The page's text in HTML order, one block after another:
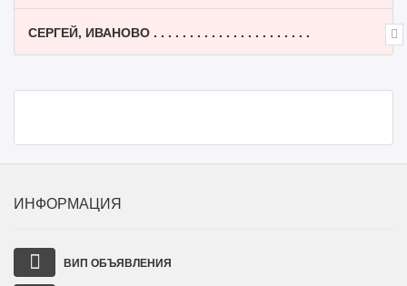
СЕРГЕЙ, ИВАНОВО . . . . . . . . . . . . . . . . . . . . . .
ИНФОРМАЦИЯ
ВИП ОБЪЯВЛЕНИЯ